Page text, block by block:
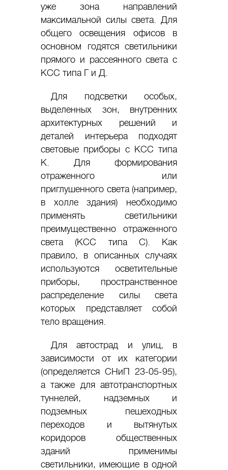
уже зона направлений
максимальной силы света. Для
общего освещения офисов в
основном годятся светильники
прямого и рассеянного света с
КСС типа Г и Д.
Для подсветки особых,
выделенных зон, внутренних
архитектурных решений и
деталей интерьера подходят
световые приборы с КСС типа
К. Для формирования
отраженного или
приглушенного света (например,
в холле здания) необходимо
применять светильники
преимущественно отраженного
света (КСС типа С). Как
правило, в описанных случаях
используются осветительные
приборы, пространственное
распределение силы света
которых представляет собой
тело вращения.
Для автострад и улиц, в
зависимости от их категории
(определяется СНиП 23-05-95),
а также для автотранспортных
туннелей, надземных и
подземных пешеходных
переходов и вытянутых
коридоров общественных
зданий применимы
светильники, имеющие в одной